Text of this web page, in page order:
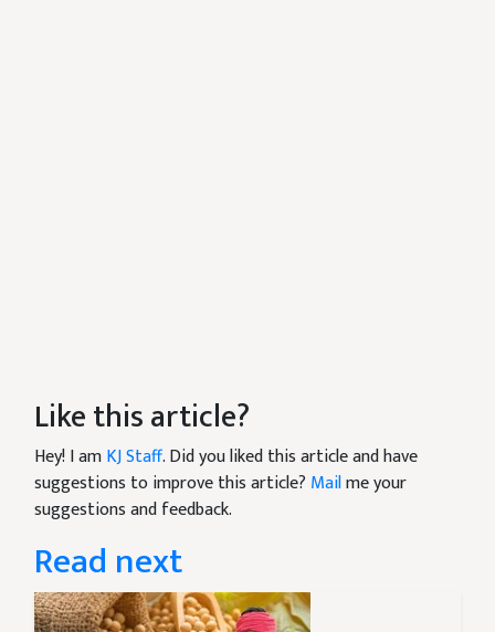
Like this article?
Hey! I amKJ Staff. Did you liked this article and have
suggestions to improve this article? Mailme your
suggestions and feedback.
Read next